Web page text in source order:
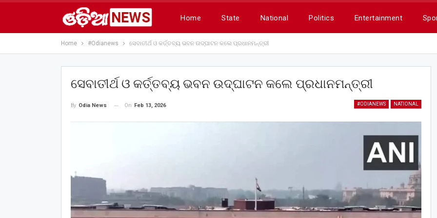
Home State National Politics Entertainment
Home #Odianews ସେବାତୀର୍ଥ ଓ କର୍ତ୍ତବ୍ୟ ଭବନ ଉଦ୍‌ଘାଟନ କଲେ ପ୍ରଧାନମନ୍ତ୍ରୀ
ସେବାତୀର୍ଥ ଓ କର୍ତ୍ତବ୍ୟ ଭବନ ଉଦ୍‌ଘାଟନ କଲେ ପ୍ରଧାନମନ୍ତ୍ରୀ
#ODIANEWS NATIONAL
By Odia News On Feb 13, 2026